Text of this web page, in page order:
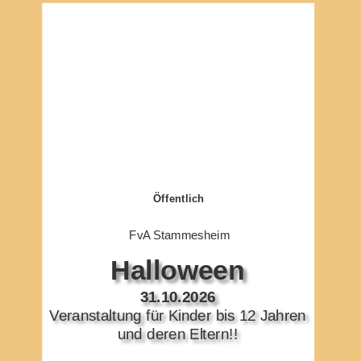
Öffentlich
FvA Stammesheim
Halloween
31.10.2026
Veranstaltung für Kinder bis 12 Jahren
und deren Eltern!!